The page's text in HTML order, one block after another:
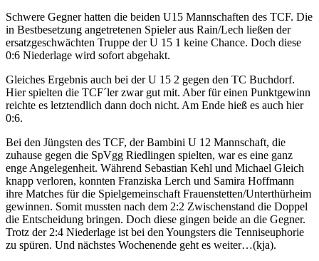
Schwere Gegner hatten die beiden U15 Mannschaften des TCF. Die
in Bestbesetzung angetretenen Spieler aus Rain/Lech ließen der
ersatzgeschwächten Truppe der U 15 1 keine Chance. Doch diese
0:6 Niederlage wird sofort abgehakt.
Gleiches Ergebnis auch bei der U 15 2 gegen den TC Buchdorf.
Hier spielten die TCF´ler zwar gut mit. Aber für einen Punktgewinn
reichte es letztendlich dann doch nicht. Am Ende hieß es auch hier
0:6.
Bei den Jüngsten des TCF, der Bambini U 12 Mannschaft, die
zuhause gegen die SpVgg Riedlingen spielten, war es eine ganz
enge Angelegenheit. Während Sebastian Kehl und Michael Gleich
knapp verloren, konnten Franziska Lerch und Samira Hoffmann
ihre Matches für die Spielgemeinschaft Frauenstetten/Unterthürheim
gewinnen. Somit mussten nach dem 2:2 Zwischenstand die Doppel
die Entscheidung bringen. Doch diese gingen beide an die Gegner.
Trotz der 2:4 Niederlage ist bei den Youngsters die Tenniseuphorie
zu spüren. Und nächstes Wochenende geht es weiter…(kja).